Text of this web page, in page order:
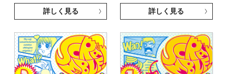
詳しく見る 詳しく見る